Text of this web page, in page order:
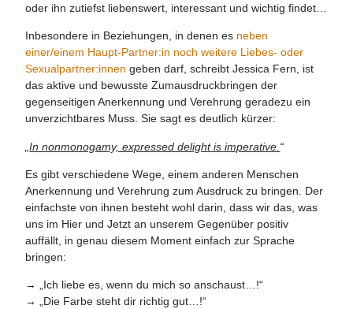
oder ihn zutiefst liebenswert, interessant und wichtig findet…
Inbesondere in Beziehungen, in denen es neben
einer/einem Haupt-Partner:in noch weitere Liebes- oder
Sexualpartner:innen geben darf, schreibt Jessica Fern, ist
das aktive und bewusste Zumausdruckbringen der
gegenseitigen Anerkennung und Verehrung geradezu ein
unverzichtbares Muss. Sie sagt es deutlich kürzer:
„In nonmonogamy, expressed delight is imperative. “
Es gibt verschiedene Wege, einem anderen Menschen
Anerkennung und Verehrung zum Ausdruck zu bringen. Der
einfachste von ihnen besteht wohl darin, dass wir das, was
uns im Hier und Jetzt an unserem Gegenüber positiv
auffällt, in genau diesem Moment einfach zur Sprache
bringen:
→ „Ich liebe es, wenn du mich so anschaust…!“
→ „Die Farbe steht dir richtig gut…!“